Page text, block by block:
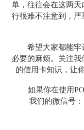
单，往往会在这两
行很难不注意到，
希望大家都能牢
必要的麻烦。关注
的信用卡知识，让
如果你在使用
我们的微信号：